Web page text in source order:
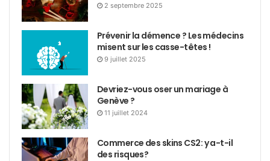
2 septembre 2025
Prévenir la démence ? Les médecins
misent sur les casse-têtes !
9 juillet 2025
Devriez-vous oser un mariage à
Genève ?
11 juillet 2024
Commerce des skins CS2: y a-t-il
des risques?